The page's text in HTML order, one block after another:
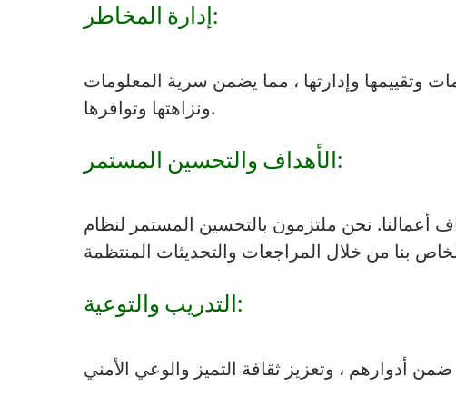
إدارة المخاطر:
وتقييمها وإدارتها ، مما يضمن سرية المعلومات
ونزاهتها وتوافرها.
الأهداف والتحسين المستمر:
أعمالنا. نحن ملتزمون بالتحسين المستمر لنظام
التدريب والتوعية: